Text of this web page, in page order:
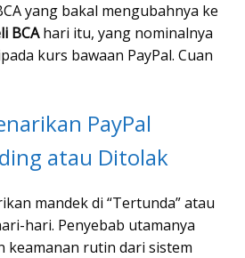
yang bakal mengubahnya ke
BCAhari itu, yang nominalnya
kurs bawaan PayPal. Cuan
PayPal
atau Ditolak
mandek di “Tertunda” atau
hari. Penyebab utamanya
keamanan rutin dari sistem